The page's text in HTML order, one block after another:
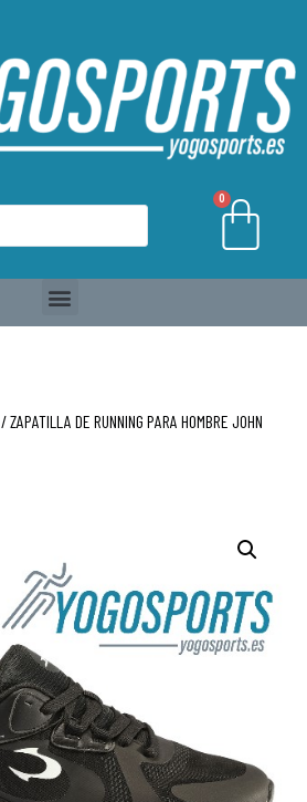
0
/ ZAPATILLA DE RUNNING PARA HOMBRE JOHN